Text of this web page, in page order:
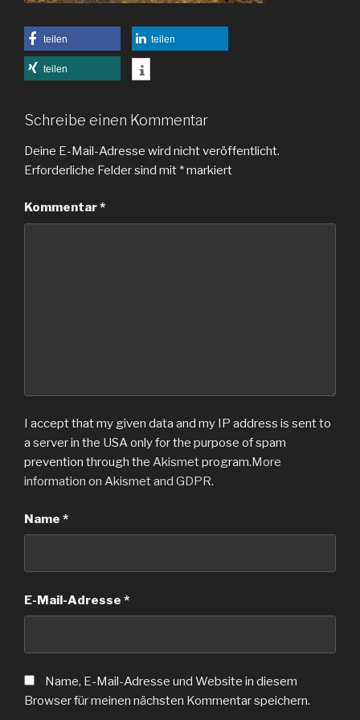
teilen teilen
teilen
Schreibe einen Kommentar
Deine E-Mail-Adresse wird nicht veröffentlicht.
Erforderliche Felder sind mit *markiert
Kommentar*
I accept that my given data and my IP address is sent to
a server in the USA only for the purpose of spam
prevention through the Akismetprogram.More
information on Akismet and GDPR.
Name *
E-Mail-Adresse *
Name, E-Mail-Adresse und Website in diesem
Browser für meinen nächsten Kommentar speichern.